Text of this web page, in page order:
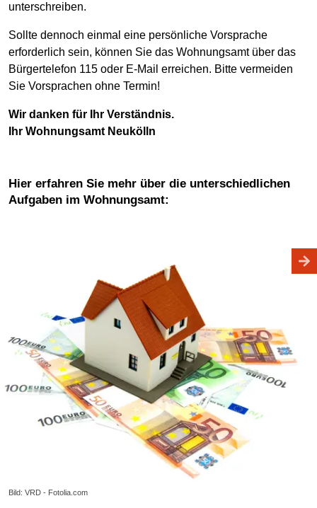
unterschreiben.
Sollte dennoch einmal eine persönliche Vorsprache
erforderlich sein, können Sie das Wohnungsamt über das
Bürgertelefon 115 oder E-Mail erreichen. Bitte vermeiden
Sie Vorsprachen ohne Termin!
Wir danken für Ihr Verständnis.
Ihr Wohnungsamt Neukölln
Hier erfahren Sie mehr über die unterschiedlichen
Aufgaben im Wohnungsamt:
Bild: VRD - Fotolia.com